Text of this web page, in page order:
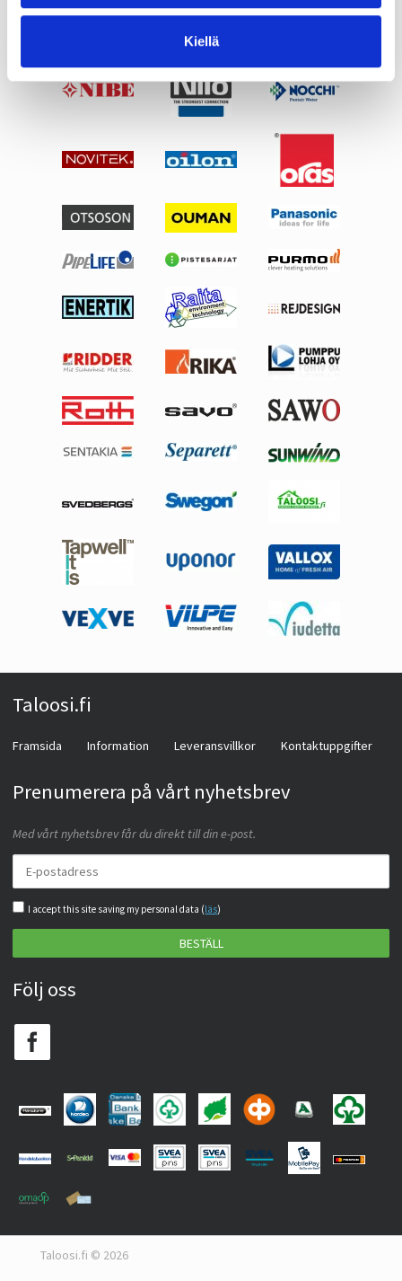
Kiellä
Taloosi.fi
Framsida Information Leveransvillkor Kontaktuppgifter
Prenumerera på vårt nyhetsbrev
Med vårt nyhetsbrev får du direkt till din e-post.
I accept this site saving my personal data (läs)
BESTÄLL
Följ oss
Taloosi.fi © 2026